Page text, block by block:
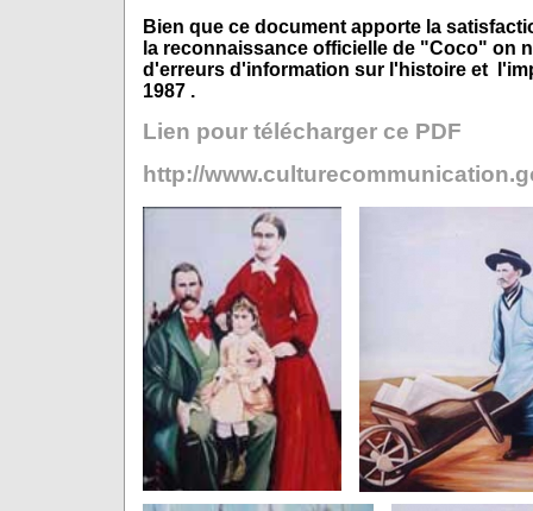
Bien que ce document apporte la
la reconnaissance officielle de "Coco" on
d'erreurs d'information sur l'histoire et
1987 .
Lien pour télécharger ce PDF
http://